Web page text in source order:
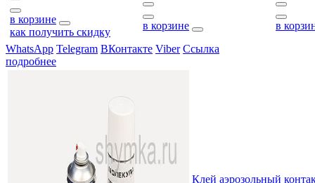
в корзине
как получить скидку
в корзине
в
WhatsApp Telegram ВКонтакте Viber Ссылка
подробнее
Клей аэрозольный